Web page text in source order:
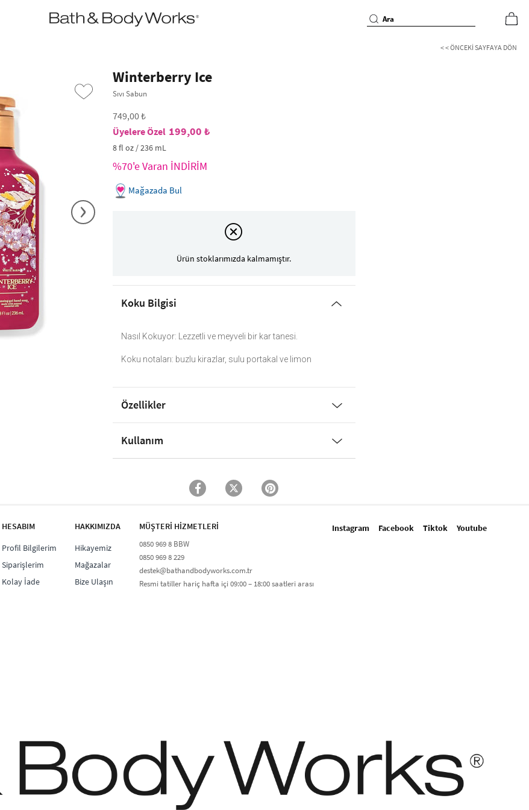
•2200₺ ve Üzeri Kargo Ücretsiz!•
*Promosyon Detayları
< < ÖNCEKI SAYFAYA DÖN
›
Winterberry Ice
Sıvı Sabun
749,00 ₺
199,00 ₺
8 fl oz / 236 mL
%70'e Varan İNDİRİM
Mağazada Bul
Ürün stoklarımızda kalmamıştır.
Koku Bilgisi
Nasıl Kokuyor: Lezzetli ve meyveli bir kar tanesi.
Koku notaları: buzlu kirazlar, sulu portakal ve limon
Özellikler
Kullanım
Instagram Facebook Tiktok Youtube
HESABIM
Profil Bilgilerim
Siparişlerim
Kolay İade
HAKKIMIZDA
Hikayemiz
Mağazalar
Bize Ulaşın
MÜŞTERİ HİZMETLERİ​
0850 969 8 BBW​
0850 969 8 229​​
destek@bathandbodyworks.com.tr
Resmi tatiller hariç hafta içi 09:00 – 18:00 saatleri arası​